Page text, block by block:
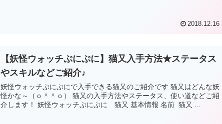
2018.12.16
【妖怪ウォッチぷにぷに】猫又入手方法★ステータス
やスキルなどご紹介♪
妖怪ウォッチぷにぷにで入手できる猫又のご紹介です 猫又はどんな妖
怪かな～（ｏ＾＾ｏ） 猫又の入手方法やステータス、使い道などご紹
介します！ 妖怪ウォッチぷにぷに 猫又 基本情報 名前 猫又 ...